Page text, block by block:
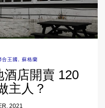
合王國 蘇格蘭
酒店開賣 120
主人？
2021